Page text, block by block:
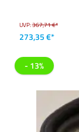
UVP:367,71 €*
273,35 €*
- 13%